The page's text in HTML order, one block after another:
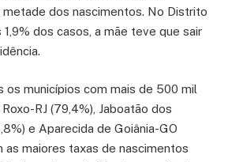
metade dos nascimentos. No Distrito
1,9% dos casos, a mãe teve que sair
os municípios com mais de 500 mil
RJ (79,4%), Jaboatão dos
e Aparecida de Goiânia-GO
as maiores taxas de nascimentos